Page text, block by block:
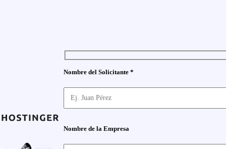
Nombre del Solicitante *
Nombre de la Empresa